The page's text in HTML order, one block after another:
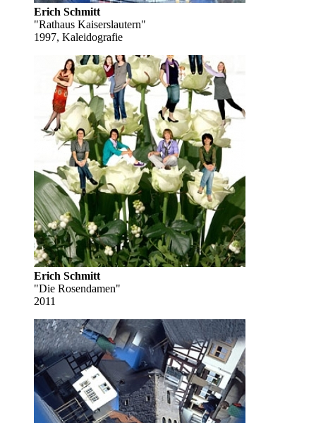
Erich Schmitt
"Rathaus Kaiserslautern"
1997, Kaleidografie
Erich Schmitt
"Die Rosendamen"
2011